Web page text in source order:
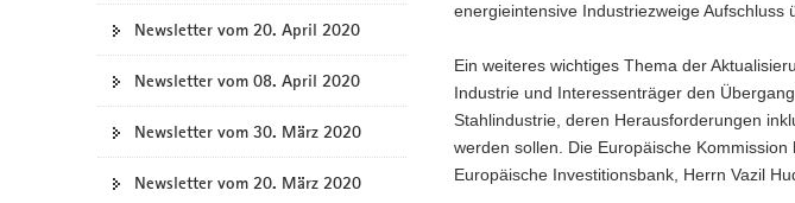
Newsletter vom 20. April 2020
Newsletter vom 08. April 2020
Newsletter vom 30. März 2020
Newsletter vom 20. März 2020
energieintensive Industriezweige Aufschluss
Ein weiteres wichtiges Thema der
Industrie und Interessenträger den
Stahlindustrie, deren Herausforderungen
werden sollen. Die Europäische
Europäische Investitionsbank, Herrn Vazil